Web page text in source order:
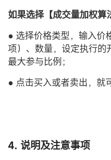
如果选择【成交量加权算
● 选择价格类型，输入价
项）、数量，设定执行的
最大参与比例；
● 点击买入或者卖出，就
4. 说明及注意事项